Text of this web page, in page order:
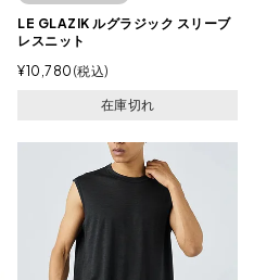
LE GLAZIK ルグラジック スリーブ
レスニット
¥10,780 税込
在庫切れ